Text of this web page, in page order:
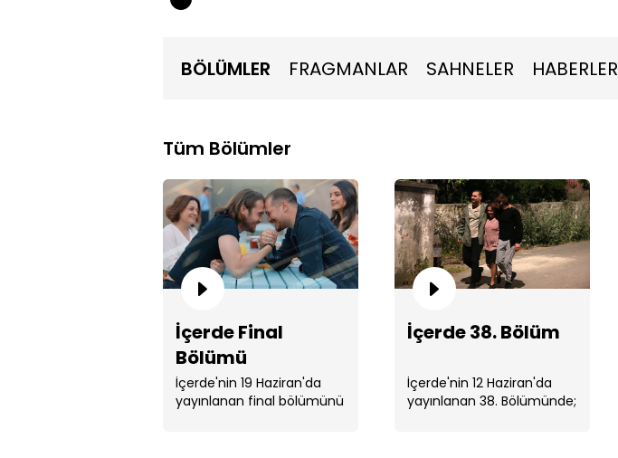
BÖLÜMLER FRAGMANLAR SAHNELER HABERLER
Tüm Bölümler
İçerde Final
Bölümü
İçerde'nin 19 Haziran'da
yayınlanan final bölümünü
İçerde 38. Bölüm
İçerde'nin 12 Haziran'da
yayınlanan 38. Bölümünde;